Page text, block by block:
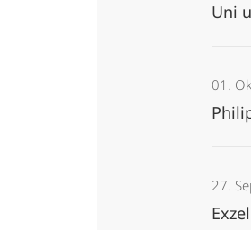
Uni
01.
27.